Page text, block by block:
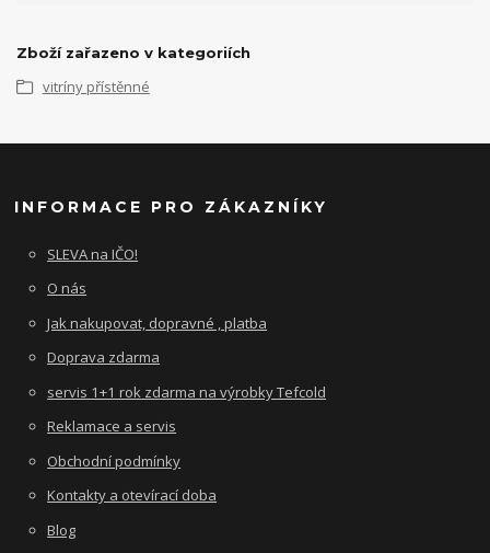
Zboží zařazeno v kategoriích
vitríny přístěnné
INFORMACE PRO ZÁKAZNÍKY
SLEVA na IČO!
O nás
Jak nakupovat, dopravné , platba
Doprava zdarma
servis 1+1 rok zdarma na výrobky Tefcold
Reklamace a servis
Obchodní podmínky
Kontakty a otevírací doba
Blog